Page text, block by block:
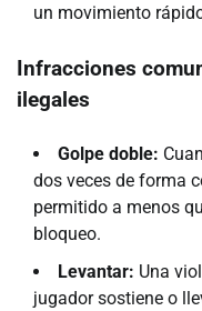
un movimiento
Infracciones
ilegales
Golpe doble:
dos veces de forma
permitido a menos
bloqueo.
Levantar: Una
jugador sostiene o